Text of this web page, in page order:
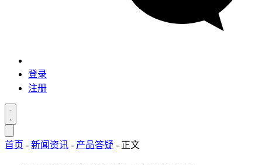
登录
注册
首页 - 新闻资讯 - 产品答疑 - 正文